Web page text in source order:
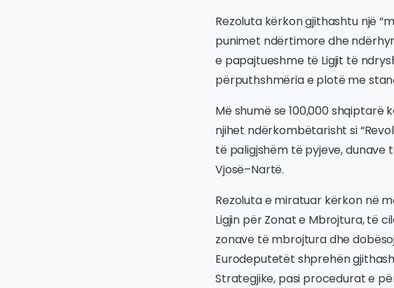
Rezoluta kërkon gjithashtu një
punimet ndërtimore dhe
e papajtueshme të Ligjit të
përputhshmëria e plotë me
Më shumë se 100,000
njihet ndërkombëtarisht si
të paligjshëm të pyjeve,
Vjosë–Nartë.
Rezoluta e miratuar kërkon në
Ligjin për Zonat e Mbrojtura, të
zonave të mbrojtura dhe
Eurodeputetët shprehën
Strategjike, pasi procedurat e